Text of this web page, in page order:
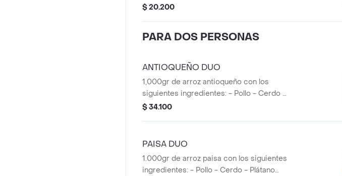
- Plátano - Maíz - Chorizo - Costilla
$ 20.200
PARA DOS PERSONAS
ANTIOQUEÑO DUO
1,000gr de arroz antioqueño con los
siguientes ingredientes: - Pollo - Cerdo -
Chicharrón - Plátano - Maíz - Frijol
$ 34.100
PAISA DUO
1.000gr de arroz paisa con los siguientes
ingredientes: - Pollo - Cerdo - Plátano